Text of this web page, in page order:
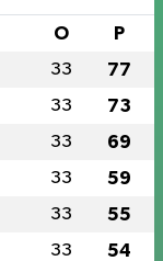
O P
33 77
33 73
33 69
33 59
33 55
33 54